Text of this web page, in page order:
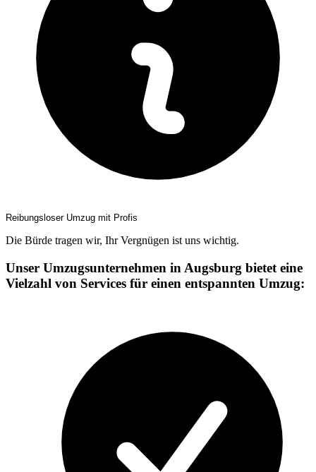
Reibungsloser Umzug mit Profis
Die Bürde tragen wir, Ihr Vergnügen ist uns wichtig.
Unser Umzugsunternehmen in Augsburg bietet eine
Vielzahl von Services für einen entspannten Umzug: